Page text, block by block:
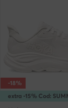
extra -15% Cod:
-18%